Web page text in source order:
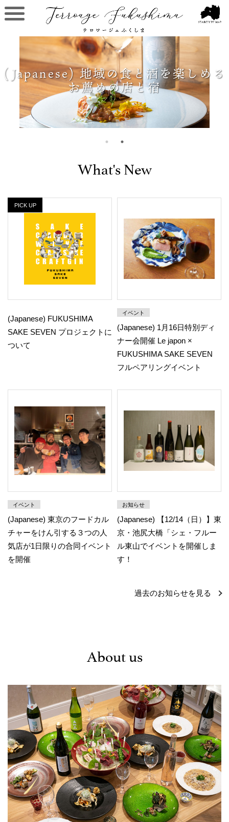
(Japanese) テロワージュ福島とは
(Japanese) 地域の食と酒を楽しめる
お薦めの店と宿
What's New
PICK UP
(Japanese) FUKUSHIMA
SAKE SEVEN プロジェクトに
ついて
イベント
(Japanese) 1月16日特別ディ
ナー会開催 Le japon ×
FUKUSHIMA SAKE SEVEN
フルペアリングイベント
イベント
(Japanese) 東京のフードカル
チャーをけん引する３つの人
気店が1日限りの合同イベント
を開催
お知らせ
(Japanese) 【12/14（日）】東
京・池尻大橋「シェ・フルー
ル東山でイベントを開催しま
す！
過去のお知らせを見る
About us